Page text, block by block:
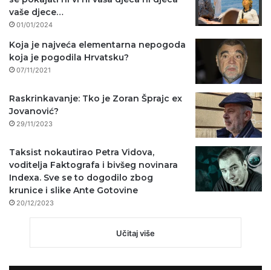
vaše djece…
01/01/2024
Koja je najveća elementarna nepogoda
koja je pogodila Hrvatsku?
07/11/2021
Raskrinkavanje: Tko je Zoran Šprajc ex
Jovanović?
29/11/2023
Taksist nokautirao Petra Vidova,
voditelja Faktografa i bivšeg novinara
Indexa. Sve se to dogodilo zbog
krunice i slike Ante Gotovine
20/12/2023
Učitaj više